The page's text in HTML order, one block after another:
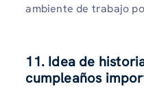
ambiente de trabajo
11. Idea de
cumpleaños